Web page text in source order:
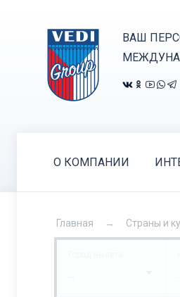
ВАШ
О КОМПАНИИ
Главная Страны и
...